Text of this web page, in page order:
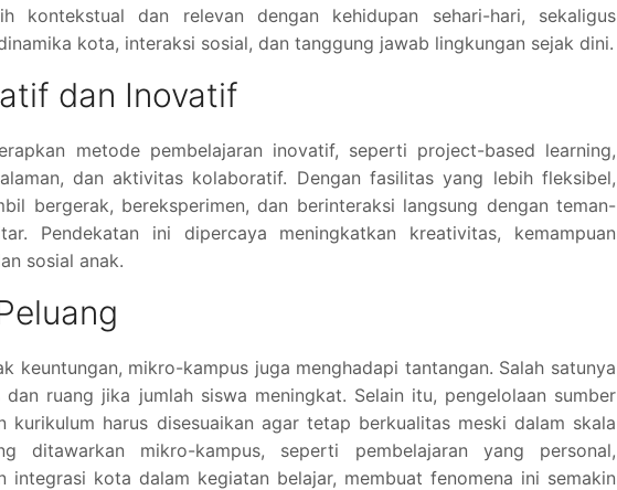
kontekstual dan relevan dengan kehidupan sehari-hari, sekaligus
kota, interaksi sosial, dan tanggung jawab lingkungan sejak dini.
dan Inovatif
metode pembelajaran inovatif, seperti project-based learning,
dan aktivitas kolaboratif. Dengan fasilitas yang lebih fleksibel,
bergerak, bereksperimen, dan berinteraksi langsung dengan teman-
Pendekatan ini dipercaya meningkatkan kreativitas, kemampuan
sosial anak.
keuntungan, mikro-kampus juga menghadapi tantangan. Salah satunya
ruang jika jumlah siswa meningkat. Selain itu, pengelolaan sumber
kurikulum harus disesuaikan agar tetap berkualitas meski dalam skala
ditawarkan mikro-kampus, seperti pembelajaran yang personal,
integrasi kota dalam kegiatan belajar, membuat fenomena ini semakin